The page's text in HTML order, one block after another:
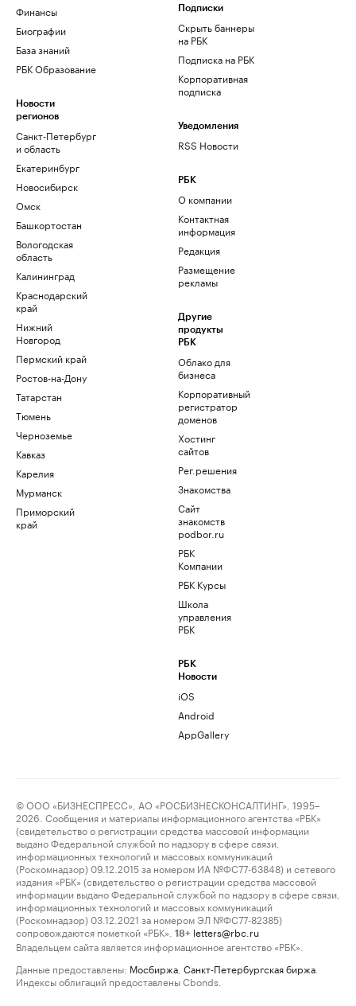
Финансы
Биографии
База знаний
РБК Образование
Новости
регионов
Санкт-Петербург
и область
Екатеринбург
Новосибирск
Омск
Башкортостан
Вологодская
область
Калининград
Краснодарский
край
Нижний
Новгород
Пермский край
Ростов-на-Дону
Татарстан
Тюмень
Черноземье
Кавказ
Карелия
Мурманск
Приморский
край
Подписки
Скрыть баннеры
на РБК
Подписка на РБК
Корпоративная
подписка
Уведомления
RSS Новости
РБК
О компании
Контактная
информация
Редакция
Размещение
рекламы
Другие
продукты
РБК
Облако для
бизнеса
Корпоративный
регистратор
доменов
Хостинг
сайтов
Рег.решения
Знакомства
Сайт
знакомств
podbor.ru
РБК
Компании
РБК Курсы
Школа
управления
РБК
РБК
Новости
iOS
Android
AppGallery
© ООО «БИЗНЕСПРЕСС», АО «РОСБИЗНЕСКОНСАЛТИНГ», 1995–
2026. Сообщения и материалы информационного агентства «РБК»
(свидетельство о регистрации средства массовой информации
выдано Федеральной службой по надзору в сфере связи,
информационных технологий и массовых коммуникаций
(Роскомнадзор) 09.12.2015 за номером ИА №ФС77-63848) и сетевого
издания «РБК» (свидетельство о регистрации средства массовой
информации выдано Федеральной службой по надзору в сфере связи,
информационных технологий и массовых коммуникаций
(Роскомнадзор) 03.12.2021 за номером ЭЛ №ФС77-82385)
сопровождаются пометкой «РБК».
18+ letters@rbc.ru
Владельцем сайта является информационное агентство «РБК».
Данные предоставлены: Мосбиржа Санкт-Петербургская биржа
Индексы облигаций предоставлены Cbonds.